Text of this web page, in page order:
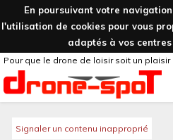
En poursuivant votre
l'utilisation de cookies pour vous
adaptés à vos
Pour que le drone de loisir soit un plaisir !
Signaler un contenu inapproprié